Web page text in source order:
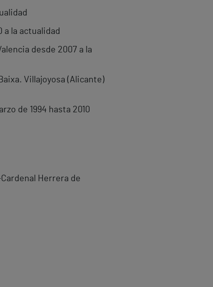
a la actualidad
desde 2007 a la
Villajoyosa (Alicante)
de 1994 hasta 2010
Herrera de